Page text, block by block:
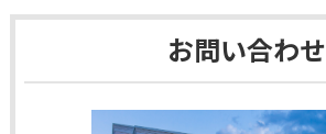
お問い合わせ